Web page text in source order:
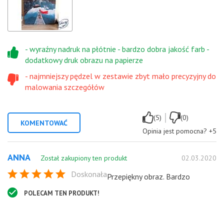
- najmniejszy pędzel w zestawie zbyt mało precyzyjny do
malowania szczegółów
- wyraźny nadruk na płótnie - bardzo dobra jakość farb -
dodatkowy druk obrazu na papierze
KOMENTOWAĆ
(5) |
(0)
Opinia jest pomocna? +5
ANNA Został zakupiony ten produkt 02.03.2020
Doskonała
POLECAM TEN PRODUKT!
Przepiękny obraz. Bardzo